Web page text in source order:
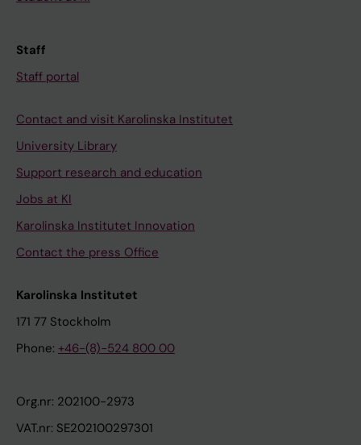
Staff
Staff portal
Contact and visit Karolinska Institutet
University Library
Support research and education
Jobs at KI
Karolinska Institutet Innovation
Contact the press Office
Karolinska Institutet
171 77 Stockholm
Phone: +46-(8)-524 800 00
Org.nr: 202100-2973
VAT.nr: SE202100297301